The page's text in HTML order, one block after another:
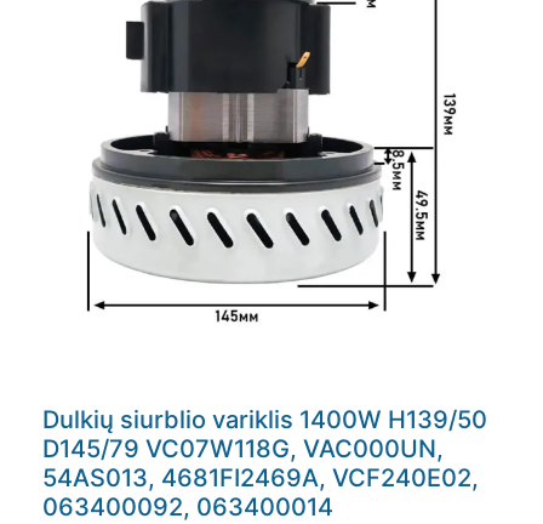
Dulkių siurblio variklis 1400W H139/50
D145/79 VC07W118G, VAC000UN,
54AS013, 4681FI2469A, VCF240E02,
063400092, 063400014